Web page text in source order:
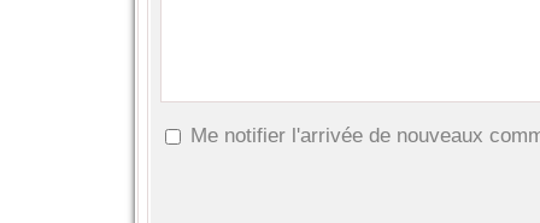
Me notifier l'arrivée de nouveaux